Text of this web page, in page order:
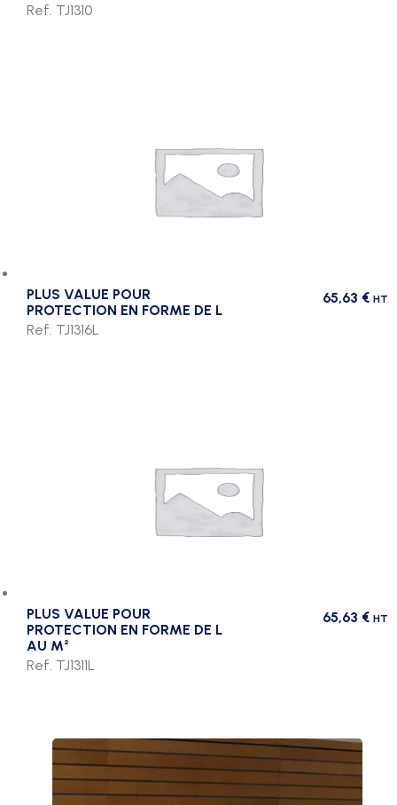
Ref. TJ1310
PLUS VALUE POUR
PROTECTION EN FORME DE L
65,63 € HT
Ref. TJ1316L
PLUS VALUE POUR
PROTECTION EN FORME DE L
AU M²
65,63 € HT
Ref. TJ1311L